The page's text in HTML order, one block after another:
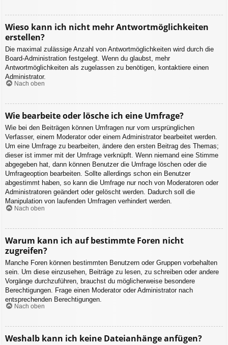
Wieso kann ich nicht mehr Antwortmöglichkeiten
erstellen?
Die maximal zulässige Anzahl von Antwortmöglichkeiten wird durch die
Board-Administration festgelegt. Wenn du glaubst, mehr
Antwortmöglichkeiten als zugelassen zu benötigen, kontaktiere einen
Administrator.
Nach oben
Wie bearbeite oder lösche ich eine Umfrage?
Wie bei den Beiträgen können Umfragen nur vom ursprünglichen
Verfasser, einem Moderator oder einem Administrator bearbeitet werden.
Um eine Umfrage zu bearbeiten, ändere den ersten Beitrag des Themas;
dieser ist immer mit der Umfrage verknüpft. Wenn niemand eine Stimme
abgegeben hat, dann können Benutzer die Umfrage löschen oder die
Umfrageoption bearbeiten. Sollte allerdings schon ein Benutzer
abgestimmt haben, so kann die Umfrage nur noch von Moderatoren oder
Administratoren geändert oder gelöscht werden. Dadurch soll die
Manipulation von laufenden Umfragen verhindert werden.
Nach oben
Warum kann ich auf bestimmte Foren nicht
zugreifen?
Manche Foren können bestimmten Benutzern oder Gruppen vorbehalten
sein. Um diese einzusehen, Beiträge zu lesen, zu schreiben oder andere
Vorgänge durchzuführen, brauchst du möglicherweise besondere
Berechtigungen. Frage einen Moderator oder Administrator nach
entsprechenden Berechtigungen.
Nach oben
Weshalb kann ich keine Dateianhänge anfügen?